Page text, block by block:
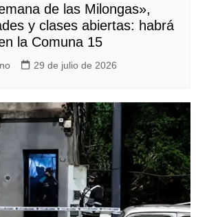
de las Milongas»,
y clases abiertas: habrá
la Comuna 15
29 de julio de 2026